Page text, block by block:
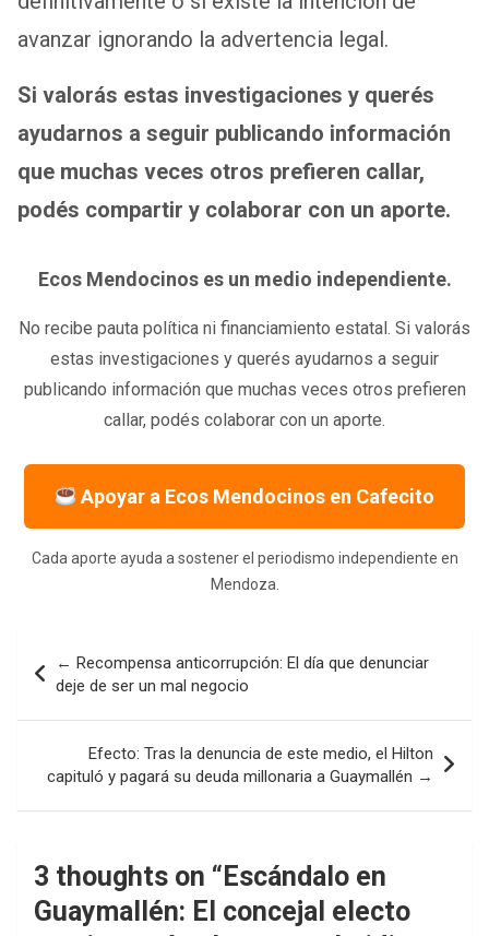
avanzar ignorando la advertencia legal.
Si valorás estas investigaciones y querés
ayudarnos a seguir publicando información
que muchas veces otros prefieren callar,
podés compartir y colaborar con un aporte.
Ecos Mendocinos es un medio independiente.
No recibe pauta política ni financiamiento estatal. Si valorás
estas investigaciones y querés ayudarnos a seguir
publicando información que muchas veces otros prefieren
callar, podés colaborar con un aporte.
Apoyar a Ecos Mendocinos en Cafecito
Cada aporte ayuda a sostener el periodismo independiente en
Mendoza.
de
entradas
← Recompensa anticorrupción: El día que denunciar
deje de ser un mal negocio
Efecto: Tras la denuncia de este medio, el Hilton
capituló y pagará su deuda millonaria a Guaymallén →
3 thoughts on “ Escándalo en
Guaymallén: El concejal electo